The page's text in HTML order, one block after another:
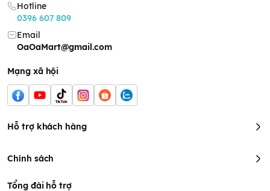
Hotline
0396 607 809
Email
OaOaMart@gmail.com
Mạng xã hội
Hỗ trợ khách hàng
Chính sách
Tổng đài hỗ trợ